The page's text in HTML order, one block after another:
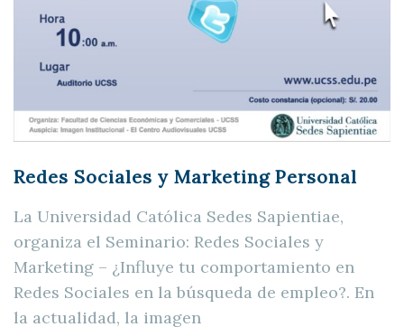
Redes Sociales y Marketing Personal
La Universidad Católica Sedes Sapientiae,
organiza el Seminario: Redes Sociales y
Marketing – ¿Influye tu comportamiento en
Redes Sociales en la búsqueda de empleo?. En
la actualidad, la imagen